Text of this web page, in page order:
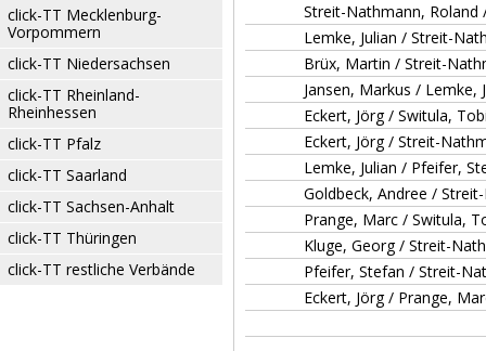
click-TT Mecklenburg-
Vorpommern
click-TT Niedersachsen
click-TT Rheinland-
Rheinhessen
click-TT Pfalz
click-TT Saarland
click-TT Sachsen-Anhalt
click-TT Thüringen
click-TT restliche Verbände
Streit-Nathmann, Roland
Lemke, Julian / Streit-
Brüx, Martin / Streit-
Jansen, Markus / Lemke,
Eckert, Jörg / Switula,
Eckert, Jörg / Streit-
Lemke, Julian / Pfeifer,
Goldbeck, Andree /
Prange, Marc / Switula,
Kluge, Georg / Streit-
Pfeifer, Stefan / Streit-
Eckert, Jörg / Prange,